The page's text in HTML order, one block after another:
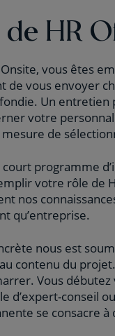
HR
vous êtes
de vous envoyer
Un
votre
de
programme
votre rôle de
nos
qu’entreprise.
nous est
contenu du
Vous
d’expert-conseil
se consacre